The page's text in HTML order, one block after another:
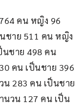
คน หญิง 96
ชาย 511 คน หญิง
นชาย 498 คน
คน เป็นชาย 396
283 คน เป็นชาย
วน 127 คน เป็น